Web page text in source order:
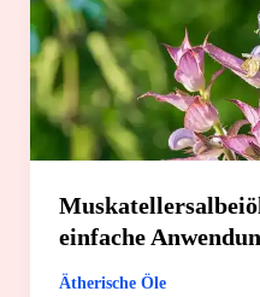
einfache
Ätherische Öle